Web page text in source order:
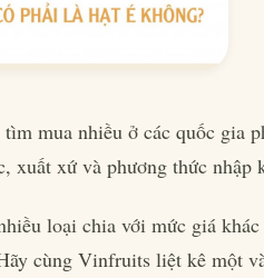
tìm mua nhiều ở các quốc gia
xuất xứ và phương thức nhập
loại chia với mức giá
cùng Vinfruits liệt kê một